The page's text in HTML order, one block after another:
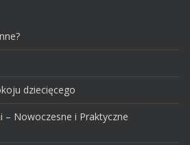
dziecięcego
– Nowoczesne i Praktyczne